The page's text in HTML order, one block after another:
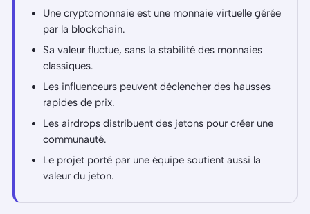
Une cryptomonnaie est une monnaie virtuelle gérée
par la blockchain.
Sa valeur fluctue, sans la stabilité des monnaies
classiques.
Les influenceurs peuvent déclencher des hausses
rapides de prix.
Les airdrops distribuent des jetons pour créer une
communauté.
Le projet porté par une équipe soutient aussi la
valeur du jeton.